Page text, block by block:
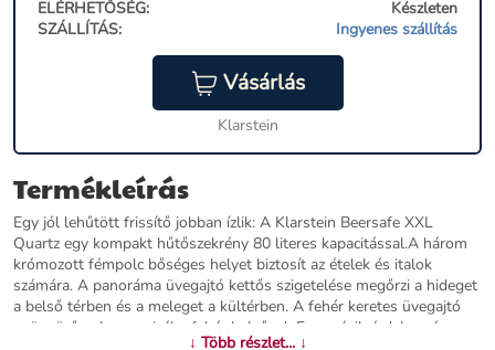
ELÉRHETŐSÉG:
Készleten
SZÁLLÍTÁS:
Ingyenes szállítás
Vásárlás
Klarstein
Termékleírás
Egy jól lehűtött frissítő jobban ízlik: A Klarstein Beersafe XXL
Quartz egy kompakt hűtőszekrény 80 literes kapacitással.A három
krómozott fémpolc bőséges helyet biztosít az ételek és italok
számára. A panoráma üvegajtó kettős szigetelése megőrzi a hideget
a belső térben és a meleget a kültérben. A fehér keretes üvegajtó
gyönyörűen harmonizál a fehér belsővel. Egy másik érdekesség a
↓ Több részlet... ↓